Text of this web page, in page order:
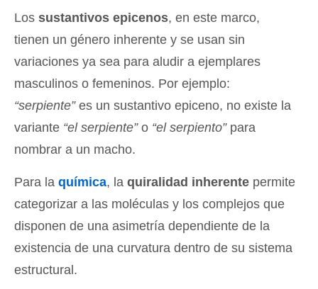
Los sustantivos epicenos, en este marco,
tienen un género inherente y se usan sin
variaciones ya sea para aludir a ejemplares
masculinos o femeninos. Por ejemplo:
“serpiente”es un sustantivo epiceno, no existe la
variante “el serpiente”o “el serpiento”para
nombrar a un macho.
Para la química, la quiralidad inherente permite
categorizar a las moléculas y los complejos que
disponen de una asimetría dependiente de la
existencia de una curvatura dentro de su sistema
estructural.